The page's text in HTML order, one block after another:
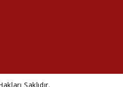
Saklıdır.